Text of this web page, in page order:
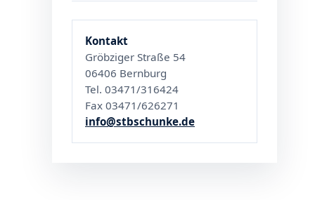
Kontakt
Gröbziger Straße 54
06406 Bernburg
Tel. 03471/316424
Fax 03471/626271
info@stbschunke.de